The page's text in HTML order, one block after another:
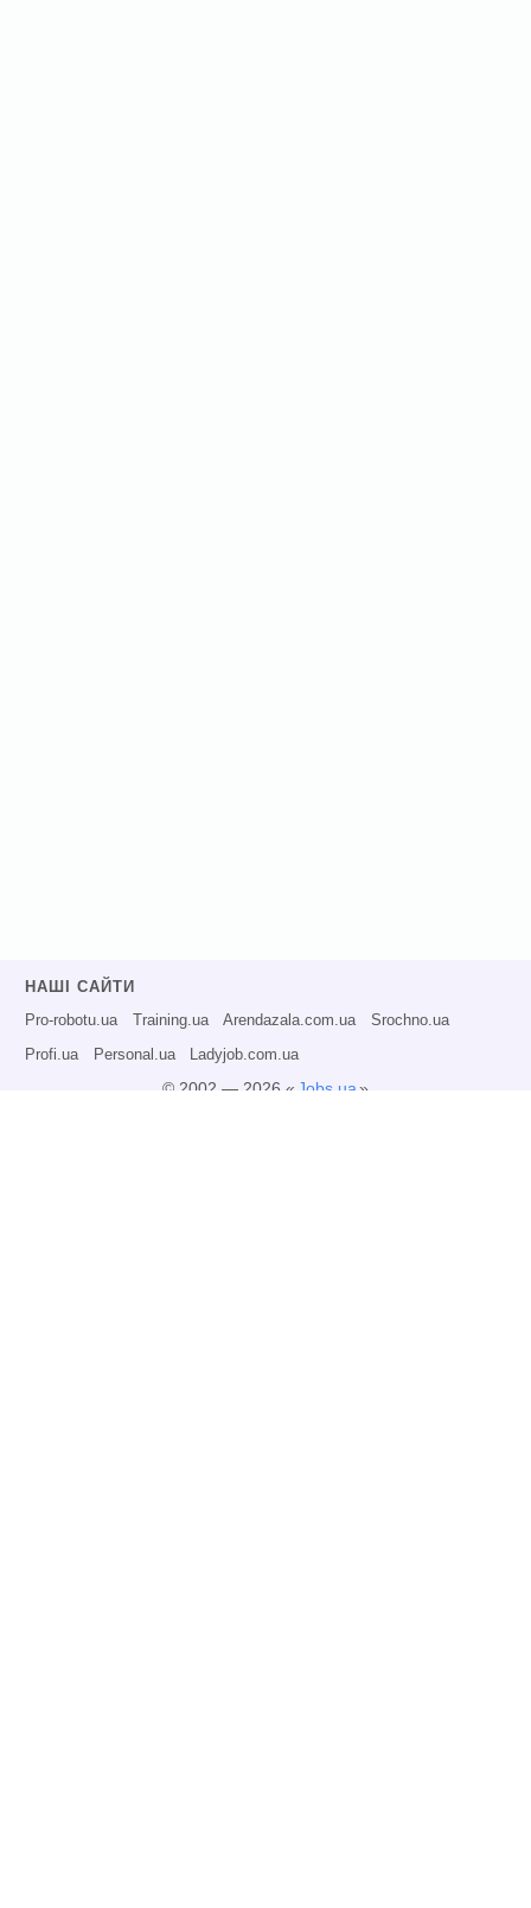
НАШІ САЙТИ
Pro-robotu.ua Training.ua Arendazala.com.ua Srochno.ua
Profi.ua Personal.ua Ladyjob.com.ua
© 2002 — 2026 « Jobs.ua»